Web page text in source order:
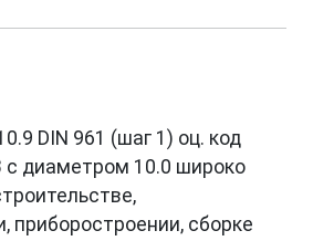
DIN 961 (шаг 1) оц. код
с диаметром 10.0 широко
приборостроении, сборке